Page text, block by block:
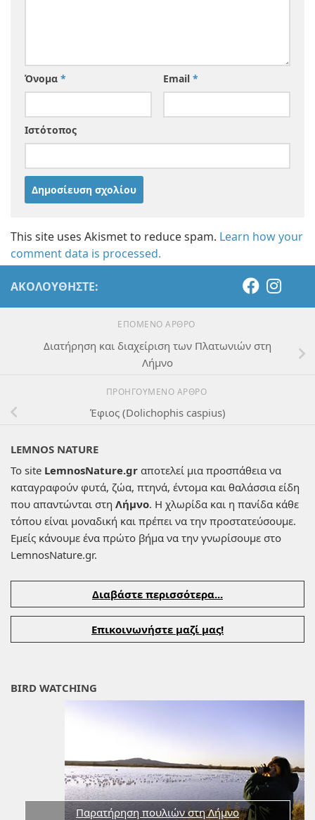
Όνομα * Email *
Ιστότοπος
This site uses Akismet to reduce spam. Learn how your
comment data is processed.
ΑΚΟΛΟΥΘΉΣΤΕ:
ΕΠΌΜΕΝΟ ΆΡΘΡΟ
Διατήρηση και διαχείριση των Πλατωνιών στη
Λήμνο
ΠΡΟΗΓΟΎΜΕΝΟ ΆΡΘΡΟ
Έφιος (Dolichophis caspius)
LEMNOS NATURE
Το site LemnosNature.gr αποτελεί μια προσπάθεια να
καταγραφούν φυτά, ζώα, πτηνά, έντομα και θαλάσσια είδη
που απαντώνται στη Λήμνο. Η χλωρίδα και η πανίδα κάθε
τόπου είναι μοναδική και πρέπει να την προστατεύσουμε.
Εμείς κάνουμε ένα πρώτο βήμα να την γνωρίσουμε στο
LemnosNature.gr.
Διαβάστε περισσότερα...
Επικοινωνήστε μαζί μας!
BIRD WATCHING
Παρατήρηση πουλιών στη Λήμνο